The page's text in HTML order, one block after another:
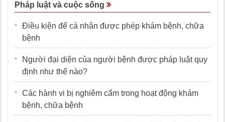
Pháp luật và cuộc sống
Điều kiện để cá nhân được phép khám bệnh, chữa
bệnh
Người đại diện của người bệnh được pháp luật quy
định như thế nào?
Các hành vi bị nghiêm cấm trong hoạt động khám
bệnh, chữa bệnh